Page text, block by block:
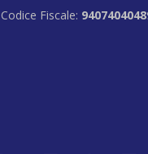
Codice Fiscale: